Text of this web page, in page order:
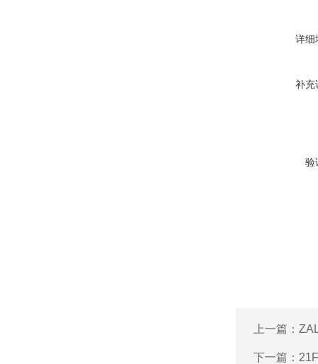
详细
补充
验
上一篇：
下一篇：